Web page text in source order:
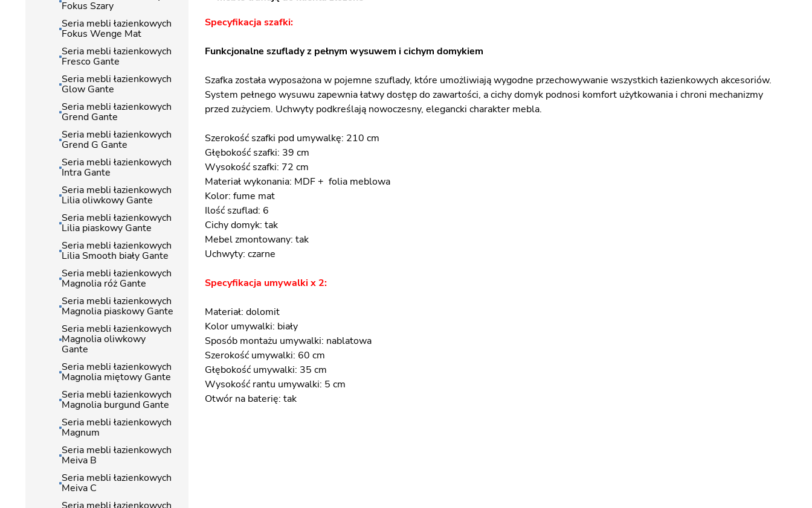
Specyfikacja szafki:
Funkcjonalne szuflady z pełnym wysuwem i cichym domykiem
Szafka została wyposażona w pojemne szuflady, które umożliwiają wygodne przechowywanie wszystkich łazienkowych akcesoriów.
System pełnego wysuwu zapewnia łatwy dostęp do zawartości, a cichy domyk podnosi komfort użytkowania i chroni mechanizmy
przed zużyciem. Uchwyty podkreślają nowoczesny, elegancki charakter mebla.
Szerokość szafki pod umywalkę: 210 cm
Głębokość szafki: 39 cm
Wysokość szafki: 72 cm
Materiał wykonania: MDF + folia meblowa
Kolor: fume mat
Ilość szuflad: 6
Cichy domyk: tak
Mebel zmontowany: tak
Uchwyty: czarne
Specyfikacja umywalki x 2:
Materiał: dolomit
Kolor umywalki: biały
Sposób montażu umywalki: nablatowa
Szerokość umywalki: 60 cm
Głębokość umywalki: 35 cm
Wysokość rantu umywalki: 5 cm
Otwór na baterię: tak
Fokus Szary
Seria mebli łazienkowych
Fokus Wenge Mat
Seria mebli łazienkowych
Fresco Gante
Seria mebli łazienkowych
Glow Gante
Seria mebli łazienkowych
Grend Gante
Seria mebli łazienkowych
Grend G Gante
Seria mebli łazienkowych
Intra Gante
Seria mebli łazienkowych
Lilia oliwkowy Gante
Seria mebli łazienkowych
Lilia piaskowy Gante
Seria mebli łazienkowych
Lilia Smooth biały Gante
Seria mebli łazienkowych
Magnolia róż Gante
Seria mebli łazienkowych
Magnolia piaskowy Gante
Seria mebli łazienkowych
Magnolia oliwkowy
Gante
Seria mebli łazienkowych
Magnolia miętowy Gante
Seria mebli łazienkowych
Magnolia burgund Gante
Seria mebli łazienkowych
Magnum
Seria mebli łazienkowych
Meiva B
Seria mebli łazienkowych
Meiva C